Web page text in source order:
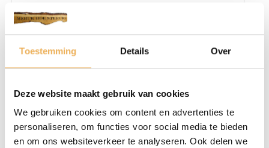
Toestemming Details Over
Deze website maakt gebruik van cookies
We gebruiken cookies om content en advertenties te
personaliseren, om functies voor social media te bieden
en om ons websiteverkeer te analyseren. Ook delen we
Populieren kunnen het beste groeien in
voedselrijke en vochtige grond. Ze bezitten
bloemen kunnen groeien. Er zijn
het populierhout verschilt weinig onderling.
Het is grijzig wit van kleur en licht van
gewicht. Het kan perfect gebruikt worden
voor het maken van verpakkingsmaterialen,